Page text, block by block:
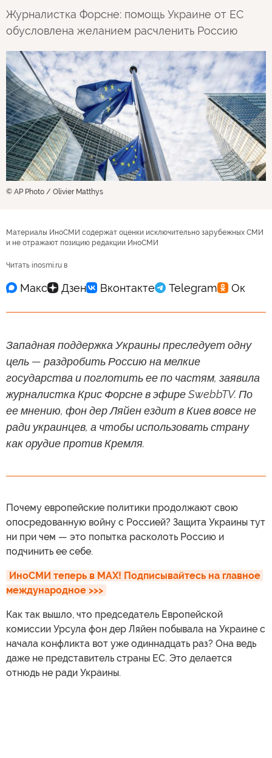
Журналистка Форсне: помощь Украине от ЕС
обусловлена желанием расчленить Россию
© AP Photo / Olivier Matthys
Материалы ИноСМИ содержат оценки исключительно зарубежных СМИ
и не отражают позицию редакции ИноСМИ
Читать inosmi.ru в
Западная поддержка Украины преследует одну
цель — раздробить Россию на мелкие
государства и поглотить ее по частям, заявила
журналистка Крис Форсне в эфире SwebbTV. По
ее мнению, фон дер Ляйен ездит в Киев вовсе не
ради украинцев, а чтобы использовать страну
как орудие против Кремля.
Почему европейские политики продолжают свою
опосредованную войну с Россией? Защита Украины тут
ни при чем — это попытка расколоть Россию и
подчинить ее себе.
ИноСМИ теперь в MAX! Подписывайтесь на главное
международное >>>
Как так вышло, что председатель Европейской
комиссии Урсула фон дер Ляйен побывала на Украине с
начала конфликта вот уже одиннадцать раз? Она ведь
даже не представитель страны ЕС. Это делается
отнюдь не ради Украины.